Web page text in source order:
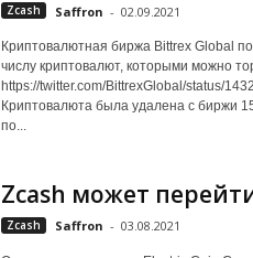
Zcash Saffron - 02.09.2021
Криптовалютная биржа Bittrex Global
числу криптовалют, которыми можно
https://twitter.com/BittrexGlobal/status/
Криптовалюта была удалена с биржи
по...
Zcash может
Zcash Saffron - 03.08.2021